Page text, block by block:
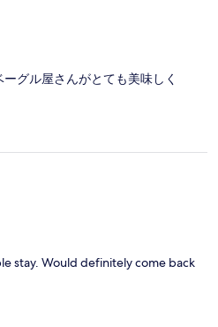
グル屋さんがとても美味しく
stay. Would definitely come back